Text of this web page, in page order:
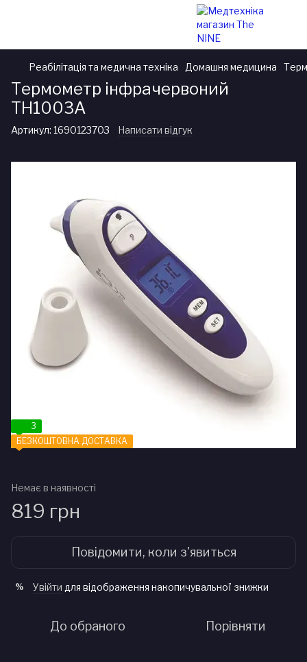
Реабілітація та медична техніка Домашня медицина
Термометр інфрачервоний
TH1003A
Артикул: 1690123703 Написати відгук
3
БЕЗКОШТОВНА ДОСТАВКА
Немає в наявності
819 грн
Повідомити, коли з'явиться
% Увійти для відображення накопичувальної знижки
До обраного Порівняти